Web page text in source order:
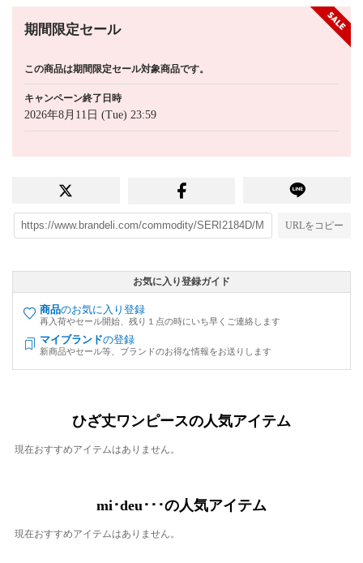
期間限定セール
この商品は期間限定セール対象商品です。
キャンペーン終了日時
2026年8月11日 (Tue) 23:59
URLをコピー
お気に入り登録ガイド
商品のお気に入り登録
再入荷やセール開始、残り１点の時にいち早くご連絡します
マイブランドの登録
新商品やセール等、ブランドのお得な情報をお送りします
ひざ丈ワンピースの人気アイテム
現在おすすめアイテムはありません。
mi･deu･･･の人気アイテム
現在おすすめアイテムはありません。